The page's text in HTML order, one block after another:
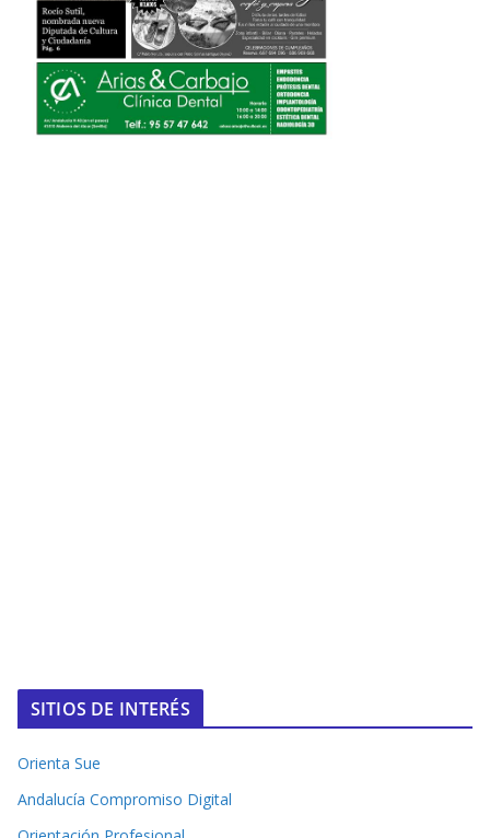
SITIOS DE INTERÉS
Orienta Sue
Andalucía Compromiso Digital